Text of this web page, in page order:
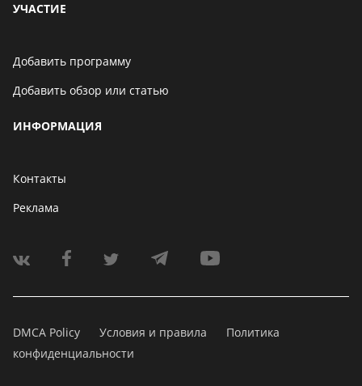
УЧАСТИЕ
Добавить программу
Добавить обзор или статью
ИНФОРМАЦИЯ
Контакты
Реклама
DMCA Policy Условия и правила
Политика
конфиденциальности